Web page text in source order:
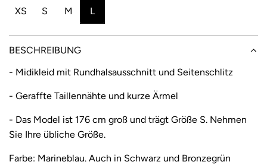
d
r
p
r
i
s
u
ä
r
e
P
r
XS
S M L
BESCHREIBUNG
- Midikleid mit Rundhalsausschnitt und Seitenschlitz
- Geraffte Taillennähte und kurze Ärmel
- Das Model ist 176 cm groß und trägt Größe S. Nehmen
Sie Ihre übliche Größe.
Farbe: Marineblau. Auch in Schwarz und Bronzegrün